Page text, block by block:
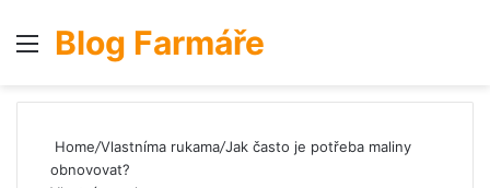
Menu
Blog Farmáře
Home/Vlastníma rukama/Jak často je potřeba maliny
obnovovat?